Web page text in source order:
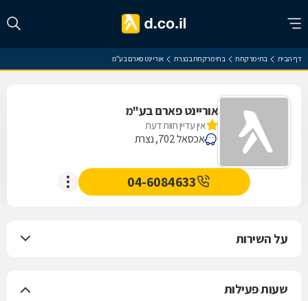
דף הבית בתי מרקחת בתי מרקחת בנצרת אוריינט פארם בע"מ
אוריינט פארם בע"מ
אין עדיין חוות דעת
אכסאל 702, נצרת
04-6084633
על השירות
שעות פעילות